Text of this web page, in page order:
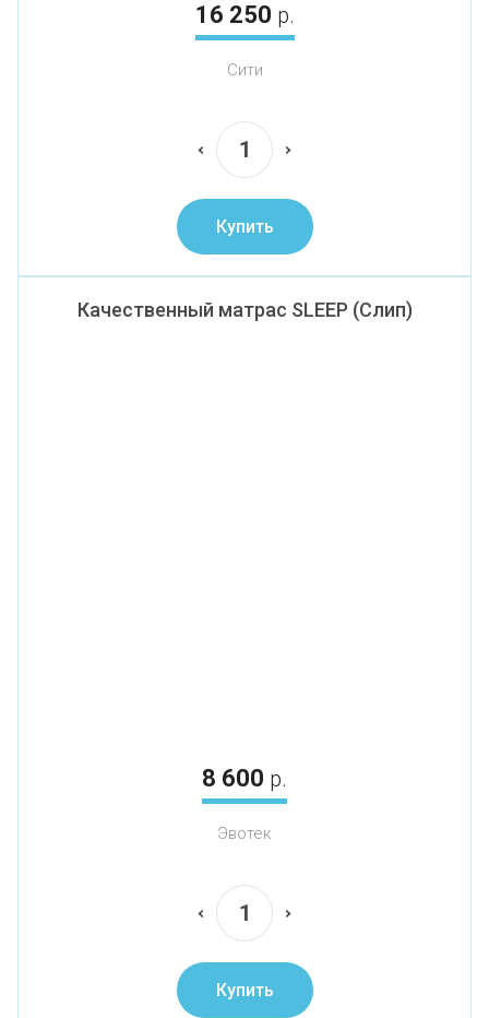
16 250 р.
Сити
Купить
Качественный матрас SLEEP (Слип)
8 600 р.
Эвотек
Купить